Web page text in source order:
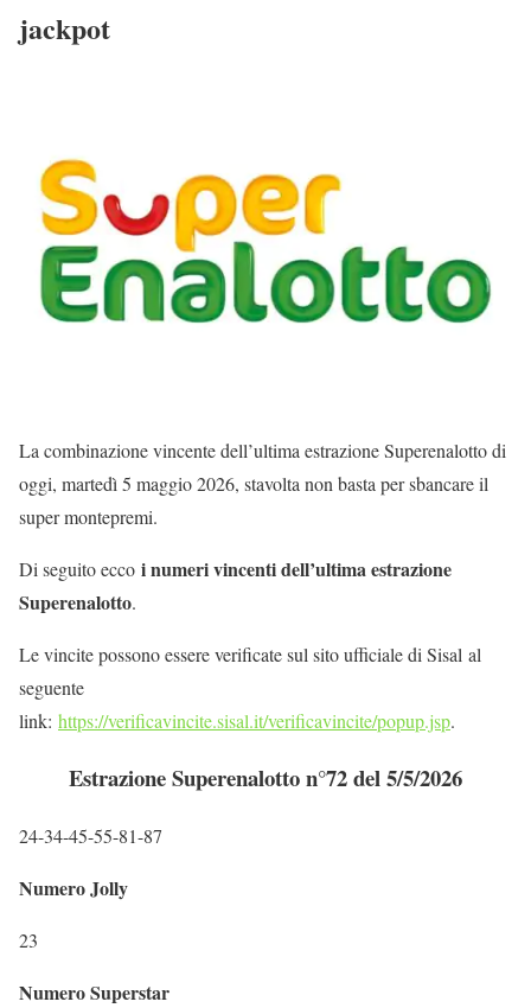
jackpot
La combinazione vincente dell’ultima estrazione Superenalotto di
oggi, martedì 5 maggio 2026, stavolta non basta per sbancare il
super montepremi.
Di seguito ecco i numeri vincenti dell’ultima estrazione
Superenalotto.
Le vincite possono essere verificate sul sito ufficiale di Sisal al
seguente
link: https://verificavincite.sisal.it/verificavincite/popup.jsp.
Estrazione Superenalotto n°72 del 5/5/2026
24-34-45-55-81-87
Numero Jolly
23
Numero Superstar